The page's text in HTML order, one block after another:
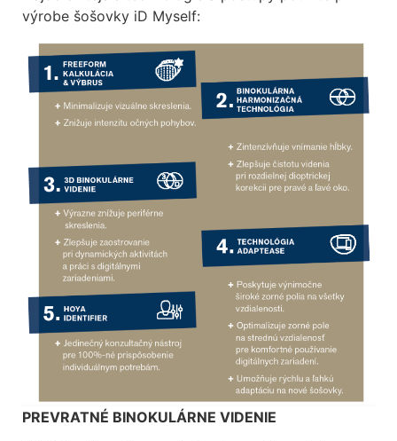
výrobe šošovky iD Myself:
PREVRATNÉ BINOKULÁRNE VIDENIE